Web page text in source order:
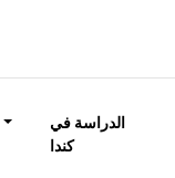
الدراسة في
كندا